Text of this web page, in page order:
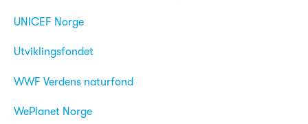
UNICEF Norge
Utviklingsfondet
WWF Verdens naturfond
WePlanet Norge